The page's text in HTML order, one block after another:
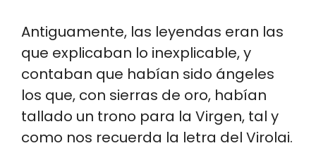
Antiguamente, las leyendas eran las
que explicaban lo inexplicable, y
contaban que habían sido ángeles
los que, con sierras de oro, habían
tallado un trono para la Virgen, tal y
como nos recuerda la letra del Virolai.